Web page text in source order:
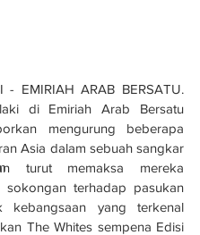
- EMIRIAH ARAB BERSATU.
di Emiriah Arab Bersatu
mengurung beberapa
Asia dalam sebuah sangkar
turut memaksa mereka
sokongan terhadap pasukan
kebangsaan yang terkenal
The Whites sempena Edisi